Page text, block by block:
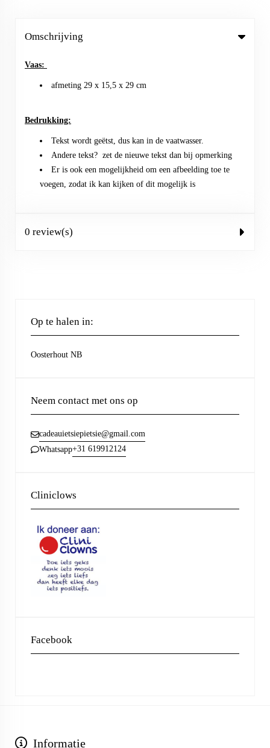
Omschrijving
Vaas:
afmeting 29 x 15,5 x 29 cm
Bedrukking:
Tekst wordt geëtst, dus kan in de vaatwasser.
Andere tekst? zet de nieuwe tekst dan bij opmerking
Er is ook een mogelijkheid om een afbeelding toe te
voegen, zodat ik kan kijken of dit mogelijk is
0 review(s)
Op te halen in:
Oosterhout NB
Neem contact met ons op
cadeauietsiepietsie@gmail.com
Whatsapp+31 619912124
Cliniclows
Facebook
Informatie